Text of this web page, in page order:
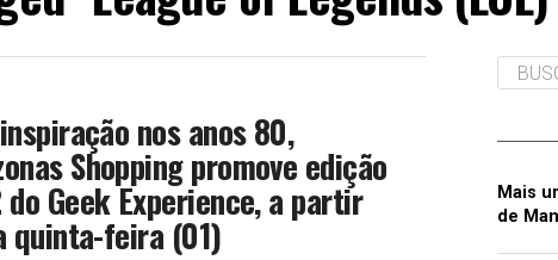
nos anos 80,
Shopping promove edição
Geek Experience, a partir
quinta-feira (01)
Mais
de